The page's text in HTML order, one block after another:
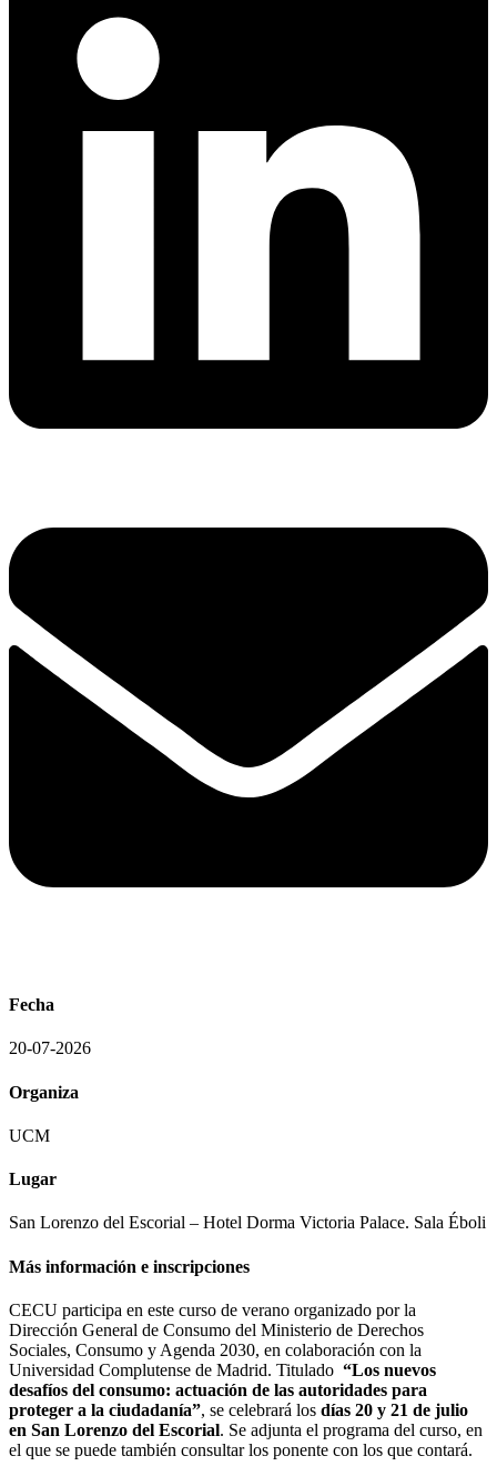
Fecha
20-07-2026
Organiza
UCM
Lugar
San Lorenzo del Escorial – Hotel Dorma Victoria Palace. Sala Éboli
Más información e inscripciones
CECU participa en este curso de verano organizado por la
Dirección General de Consumo del Ministerio de Derechos
Sociales, Consumo y Agenda 2030, en colaboración con la
Universidad Complutense de Madrid. Titulado “Los nuevos
desafíos del consumo: actuación de las autoridades para
proteger a la ciudadanía”, se celebrará los días 20 y 21 de julio
en San Lorenzo del Escorial. Se adjunta el programa del curso, en
el que se puede también consultar los ponente con los que contará.